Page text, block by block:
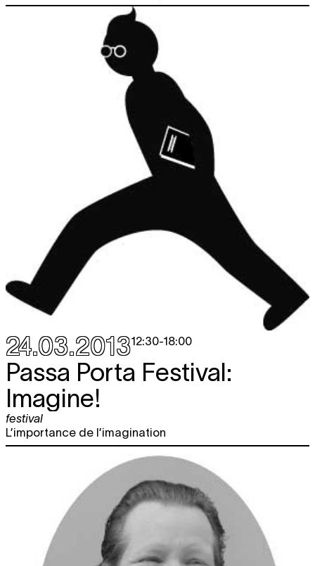
24.03.201312:30-18:00
Passa Porta Festival:
Imagine!
festival
L’importance de l’imagination